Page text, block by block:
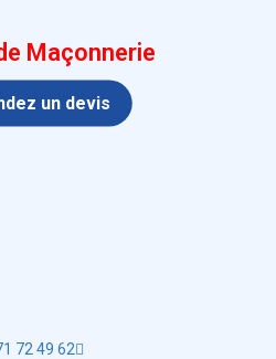
Maçonnerie
un devis
72 49 62